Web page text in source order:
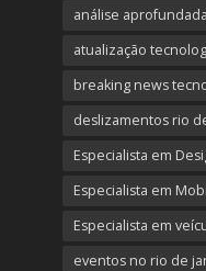
análise
atualização
breaking news
deslizamentos rio
Especialista em
Especialista em
Especialista em
eventos no rio de